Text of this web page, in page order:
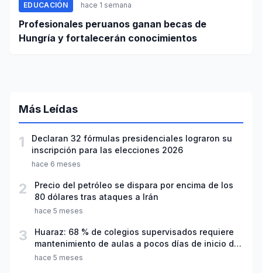
EDUCACIÓN hace 1 semana
Profesionales peruanos ganan becas de
Hungría y fortalecerán conocimientos
Más Leídas
1
Declaran 32 fórmulas presidenciales lograron su
inscripción para las elecciones 2026
hace 6 meses
2
Precio del petróleo se dispara por encima de los
80 dólares tras ataques a Irán
hace 5 meses
3
Huaraz: 68 % de colegios supervisados requiere
mantenimiento de aulas a pocos días de inicio del
año escolar 2026
hace 5 meses